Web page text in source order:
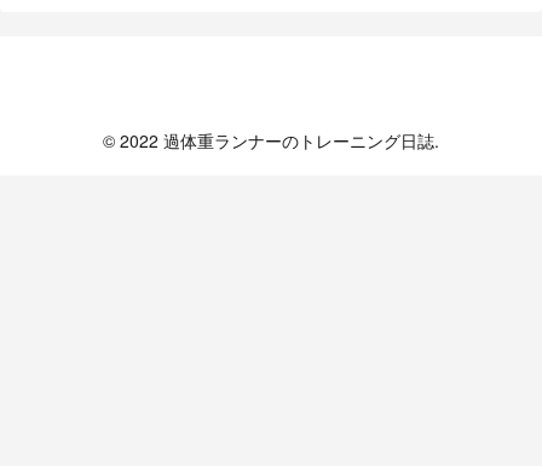
© 2022 過体重ランナーのトレーニング日誌.